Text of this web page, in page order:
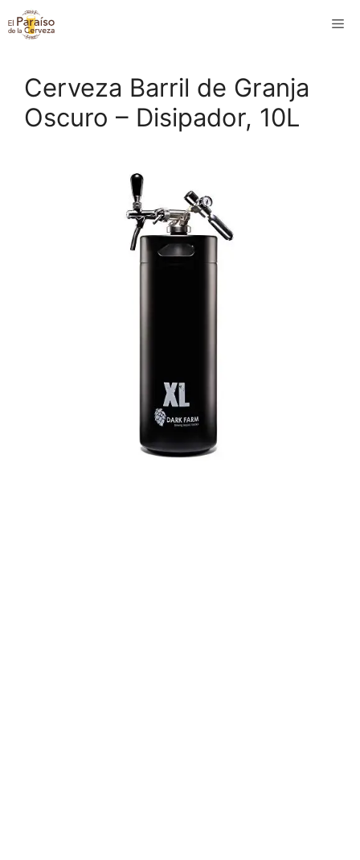
Saltar
al
Cerveza Barril de Granja
Oscuro – Disipador, 10L